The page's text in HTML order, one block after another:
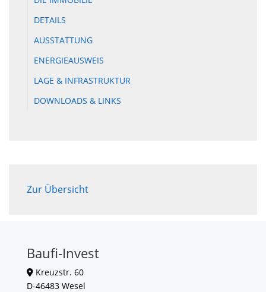
DETAILS
AUSSTATTUNG
ENERGIEAUSWEIS
LAGE & INFRASTRUKTUR
DOWNLOADS & LINKS
Zur Übersicht
Baufi-Invest
Kreuzstr. 60
D-46483 Wesel